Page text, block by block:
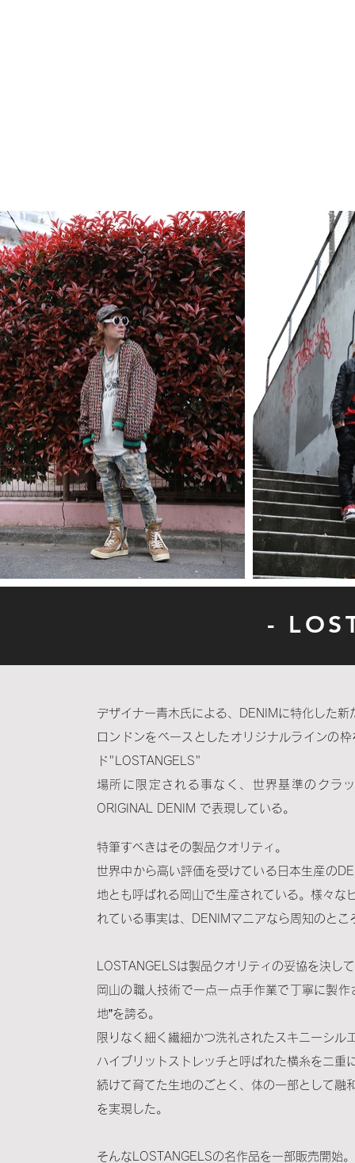
-
デザイナー青木氏による、DENIMに特化した
ロンドンをベースとしたオリジナルラインの
ド"LOSTANGELS"
場所に限定される事なく、世界基準のクラ
ORIGINAL DENIM で表現している。
特筆すべきはその製品クオリティ。
世界中から高い評価を受けている日本生産の
地とも呼ばれる岡山で生産されている。様々な
れている事実は、DENIMマニアなら周知のとこ
LOSTANGELSは製品クオリティの妥協を決し
岡山の職人技術で一点一点手作業で丁寧に製
地”を誇る。
限りなく細く繊細かつ洗礼されたスキニーシル
ハイブリットストレッチと呼ばれた横糸を二
続けて育てた生地のごとく、体の一部として融
を実現した。
そんなLOSTANGELSの名作品を一部販売開始。